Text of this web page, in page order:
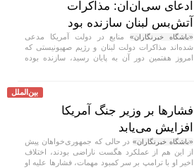
ادعای سی‌ان‌ان: مذاکرات
آتش‌بس لبنان سازنده بود
«باشگاه خبرنگاران»منابع در دولت آمریکا مدعی
شده‌اند مذاکرات دولت لبنان و رژیم صهیونیستی که
امروز هفتمین دور آن به پایان رسید، سازنده بوده
بین‌الملل
فشار‌ها بر وزیر جنگ آمریکا
افزایش می‌یابد
«باشگاه خبرنگاران»در حالی که جمهوری‌خواهان پیش
از این هم از عملکرد هگست ناراضی بودند، اختلاف
اخیر او با ترامپ بر سر کمبود مهمات، فشار‌ها علیه او